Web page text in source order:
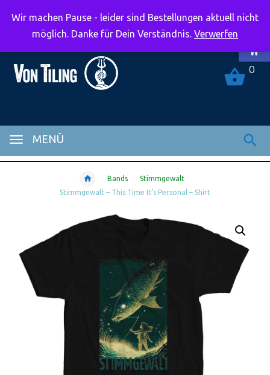
MENÜ
0
Bands
Stimmgewalt
Stimmgewalt – This Time It’s Personal – Shirt
Wir machen Pause - leider sind Bestellungen aktuell nicht
möglich. Danke für Dein Verständnis. Verwerfen